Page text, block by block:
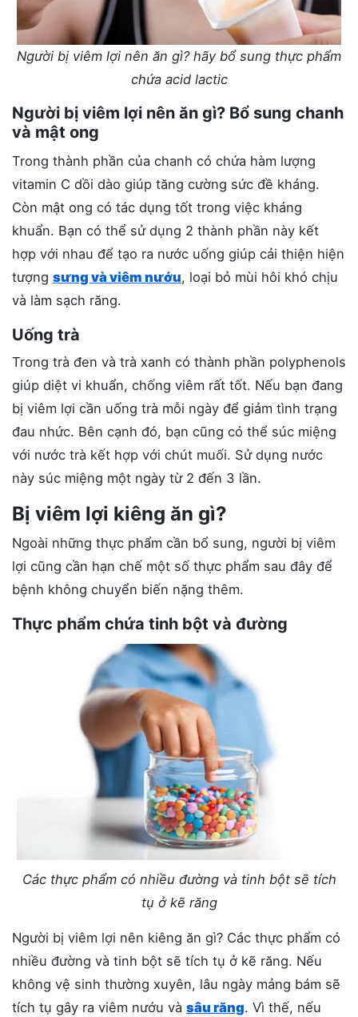
Người bị viêm lợi nên ăn gì? hãy bổ sung thực phẩm
chứa acid lactic
Người bị viêm lợi nên ăn gì? Bổ sung chanh
và mật ong
Trong thành phần của chanh có chứa hàm lượng
vitamin C dồi dào giúp tăng cường sức đề kháng.
Còn mật ong có tác dụng tốt trong việc kháng
khuẩn. Bạn có thể sử dụng 2 thành phần này kết
hợp với nhau để tạo ra nước uống giúp cải thiện hiện
tượng sưng và viêm nướu, loại bỏ mùi hôi khó chịu
và làm sạch răng.
Uống trà
Trong trà đen và trà xanh có thành phần polyphenols
giúp diệt vi khuẩn, chống viêm rất tốt. Nếu bạn đang
bị viêm lợi cần uống trà mỗi ngày để giảm tình trạng
đau nhức. Bên cạnh đó, bạn cũng có thể súc miệng
với nước trà kết hợp với chút muối. Sử dụng nước
này súc miệng một ngày từ 2 đến 3 lần.
Bị viêm lợi kiêng ăn gì?
Ngoài những thực phẩm cần bổ sung, người bị viêm
lợi cũng cần hạn chế một số thực phẩm sau đây để
bệnh không chuyển biến nặng thêm.
Thực phẩm chứa tinh bột và đường
Các thực phẩm có nhiều đường và tinh bột sẽ tích
tụ ở kẽ răng
Người bị viêm lợi nên kiêng ăn gì? Các thực phẩm có
nhiều đường và tinh bột sẽ tích tụ ở kẽ răng. Nếu
không vệ sinh thường xuyên, lâu ngày mảng bám sẽ
tích tụ gây ra viêm nướu và sâu răng. Vì thế, nếu